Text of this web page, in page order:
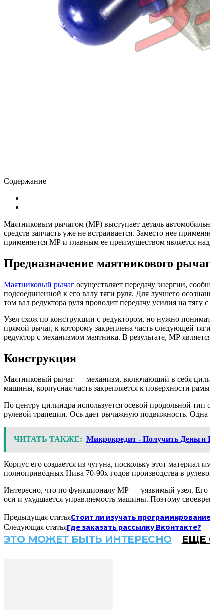
Содержание
Маятниковым рычагом (МР) выступает деталь
средств запчасть уже не встраивается. Заместо нее
применяется МР и главным ее преимуществом является
Предназначение маятникового
Маятниковый рычаг осуществляет передачу энергии,
подсоединенной к его валу тяги руля. Для лучшего
том вал редуктора руля проводит передачу усилия на
Узел схож по конструкции с редуктором, но нужно
прямой рычаг, к которому закреплена часть следующей
редуктор с механизмом маятника. В результате, МР
Конструкция
Маятниковый рычаг — механизм, включающий в себя
машины, корпусная часть закрепляется к поверхности
По центру цилиндра используется осевой продольной тип
рулевой трапеции. Ось дает рычажную подвижность. Одна
ЧИТАТЬ ТАКЖЕ: Микрокредит - Получить Деньги
Корпус его создается из чугуна, поскольку этот
полноприводных Нива 70-90х годов производства в
Интересно, что по функционалу МР — уязвимый узел. Его
оси и ухудшается управляемость машины. Поэтому
Предыдущая статьяСтоит ли изучать
Следующая статьяГде заказать рассылку Вконтакте?
ЭТО МОЖЕТ БЫТЬ ИНТЕРЕСНО ЕЩЕ